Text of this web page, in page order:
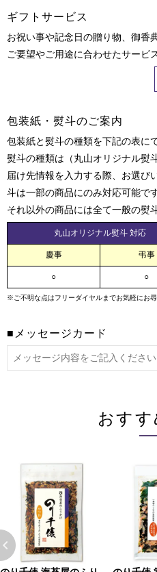
ギフトサービス
お祝い事や記念日の贈り物、御香
ご要望やご用途に合わせたサービ
包装紙・熨斗のご案内
包装紙と熨斗の種類を下記の表に
熨斗の種類は（丸山オリジナル熨
届け先情報を入力する際、お選び
斗は一部の商品にのみ対応可能です
それ以外の商品には全て一般の熨
丸山オリジナル熨斗 対応
慶事
弔事
○ ○
※ご不明な点はフリーダイヤルまでお気軽にお
■メッセージカード
おすす